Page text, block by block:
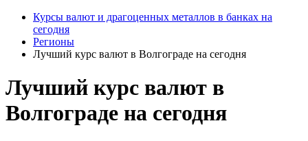
Курсы валют и драгоценных металлов в банках на
сегодня
Регионы
Лучший курс валют в Волгограде на сегодня
Лучший курс валют в
Волгограде на сегодня